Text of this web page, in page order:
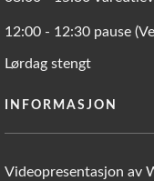
12:00 - 12:30 pause
Lørdag stengt
INFORMASJON
Videopresentasjon av